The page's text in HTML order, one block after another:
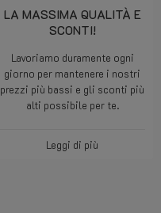
LA MASSIMA QUALITÀ E
SCONTI!
Lavoriamo duramente ogni
giorno per mantenere i nostri
prezzi più bassi e gli sconti più
alti possibile per te.
Leggi di più